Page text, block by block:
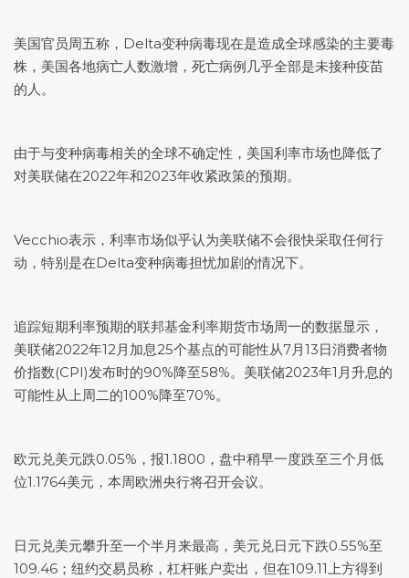
美国官员周五称，Delta变种病毒现在是造成全球感染的主要毒
株，美国各地病亡人数激增，死亡病例几乎全部是未接种疫苗
的人。
由于与变种病毒相关的全球不确定性，美国利率市场也降低了
对美联储在2022年和2023年收紧政策的预期。
Vecchio表示，利率市场似乎认为美联储不会很快采取任何行
动，特别是在Delta变种病毒担忧加剧的情况下。
追踪短期利率预期的联邦基金利率期货市场周一的数据显示，
美联储2022年12月加息25个基点的可能性从7月13日消费者物
价指数(CPI)发布时的90%降至58%。美联储2023年1月升息的
可能性从上周二的100%降至70%。
欧元兑美元跌0.05%，报1.1800，盘中稍早一度跌至三个月低
位1.1764美元，本周欧洲央行将召开会议。
日元兑美元攀升至一个半月来最高， 美元兑日元下跌0.55%至
109.46；纽约交易员称，杠杆账户卖出，但在109.11上方得到